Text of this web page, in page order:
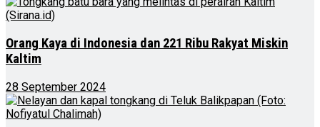
Orang Kaya di Indonesia dan 221 Ribu Rakyat Miskin
Kaltim
28 September 2024